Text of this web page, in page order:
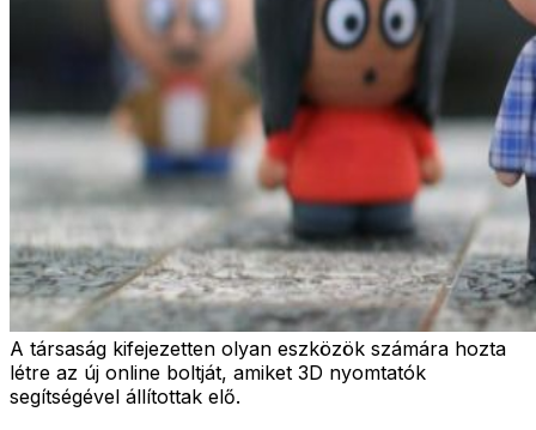
A társaság kifejezetten olyan eszközök számára hozta
létre az új online boltját, amiket 3D nyomtatók
segítségével állítottak elő.